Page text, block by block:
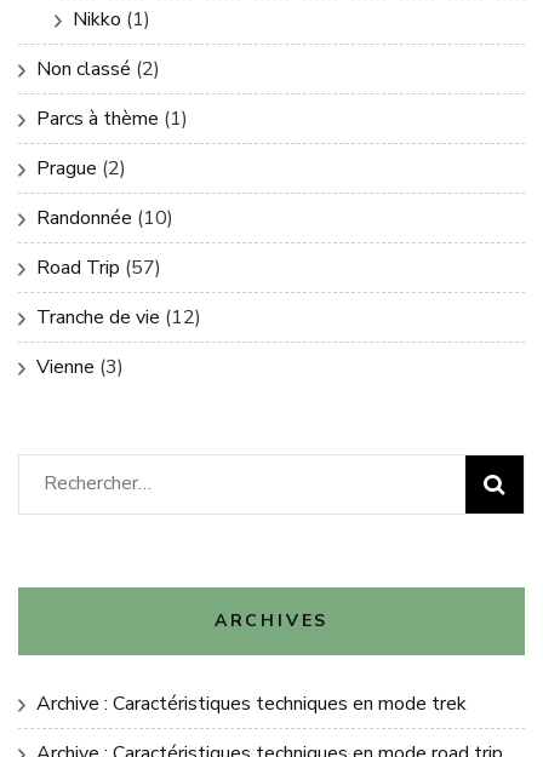
Nikko (1)
Non classé (2)
Parcs à thème (1)
Prague (2)
Randonnée (10)
Road Trip (57)
Tranche de vie (12)
Vienne (3)
Rechercher :
ARCHIVES
Archive : Caractéristiques techniques en mode trek